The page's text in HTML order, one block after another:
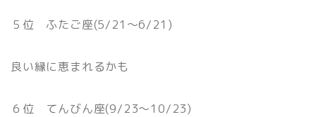
５位 ふたご座(5/21〜6/21)
良い縁に恵まれるかも
６位 てんびん座(9/23〜10/23)